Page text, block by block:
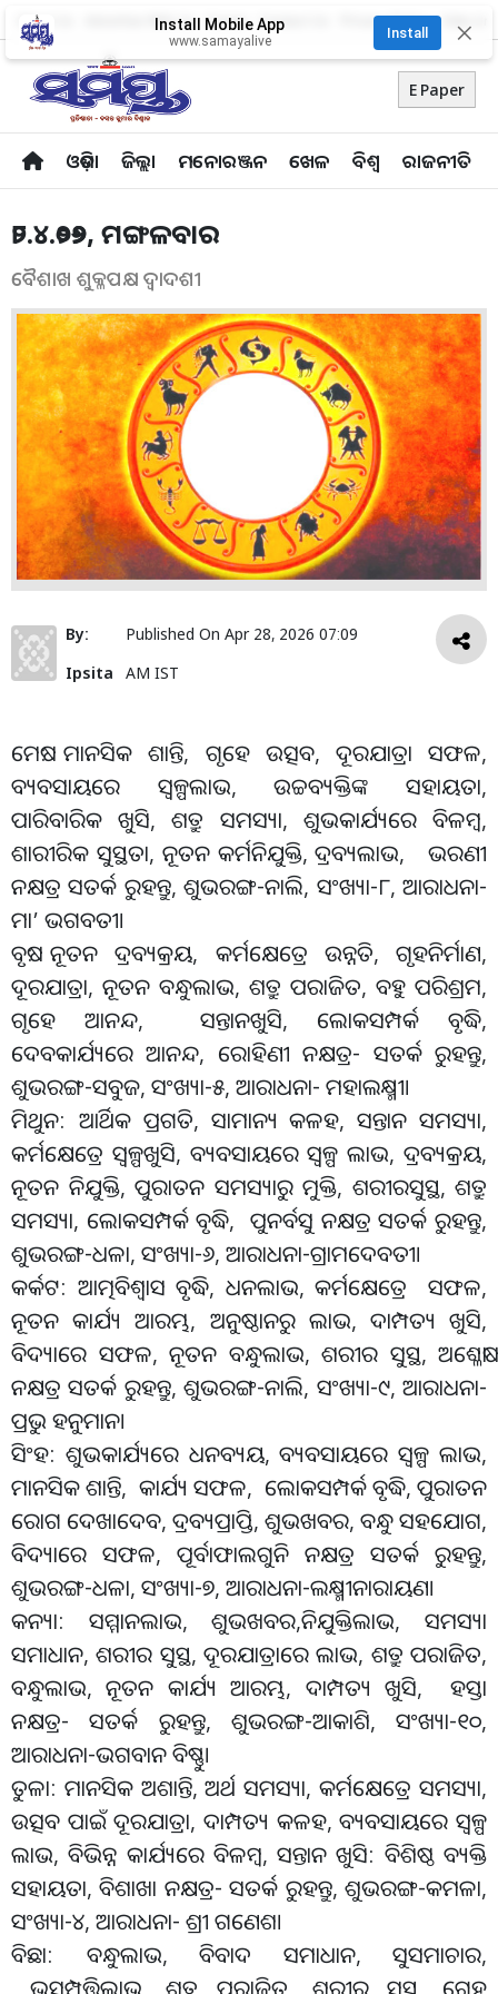
About Us Advertise With Us Career Contact Us Privacy Policy
E Paper
ଓଡ଼ିଶା ଜିଲ୍ଲା ମନୋରଞ୍ଜନ ଖେଳ ବିଶ୍ବ ରାଜନୀତି
Install Mobile App
www.samayalive
Install ✕
୨୮.୪.୨୦୨୬, ମଙ୍ଗଳବାର
ବୈଶାଖ ଶୁକ୍ଳପକ୍ଷ ଦ୍ବାଦଶୀ
By:
Ipsita
Published OnApr 28, 2026 07:09
AM IST
ମେଷ: ମାନସିକ ଶାନ୍ତି, ଗୃହେ ଉତ୍ସବ, ଦୂରଯାତ୍ରା ସଫଳ,
ବ୍ୟବସାୟରେ ସ୍ବଳ୍ପଲାଭ, ଉଚ୍ଚବ୍ୟକ୍ତିଙ୍କ ସହାୟତା,
ପାରିବାରିକ ଖୁସି, ଶତ୍ରୁ ସମସ୍ୟା, ଶୁଭକାର୍ଯ୍ୟରେ ବିଳମ୍ବ,
ଶାରୀରିକ ସୁସ୍ଥତା, ନୂତନ କର୍ମନିଯୁକ୍ତି, ଦ୍ରବ୍ୟଲାଭ, ଭରଣୀ
ନକ୍ଷତ୍ର ସତର୍କ ରୁହନ୍ତୁ, ଶୁଭରଙ୍ଗ-ନାଲି, ସଂଖ୍ୟା-୮, ଆରାଧନା-
ମା’ ଭଗବତୀ।
ବୃଷ: ନୂତନ ଦ୍ରବ୍ୟକ୍ରୟ, କର୍ମକ୍ଷେତ୍ରେ ଉନ୍ନତି, ଗୃହନିର୍ମାଣ,
ଦୂରଯାତ୍ରା, ନୂତନ ବନ୍ଧୁଲାଭ, ଶତ୍ରୁ ପରାଜିତ, ବହୁ ପରିଶ୍ରମ,
ଗୃହେ ଆନନ୍ଦ, ସନ୍ତାନଖୁସି, ଲୋକସମ୍ପର୍କ ବୃଦ୍ଧି,
ଦେବକାର୍ଯ୍ୟରେ ଆନନ୍ଦ, ରୋହିଣୀ ନକ୍ଷତ୍ର- ସତର୍କ ରୁହନ୍ତୁ,
ଶୁଭରଙ୍ଗ-ସବୁଜ, ସଂଖ୍ୟା-୫, ଆରାଧନା- ମହାଲକ୍ଷ୍ମୀ।
ମିଥୁନ: ଆର୍ଥିକ ପ୍ରଗତି, ସାମାନ୍ୟ କଳହ, ସନ୍ତାନ ସମସ୍ୟା,
କର୍ମକ୍ଷେତ୍ରେ ସ୍ବଳ୍ପଖୁସି, ବ୍ୟବସାୟରେ ସ୍ବଳ୍ପ ଲାଭ, ଦ୍ରବ୍ୟକ୍ରୟ,
ନୂତନ ନିଯୁକ୍ତି, ପୁରାତନ ସମସ୍ୟାରୁ ମୁକ୍ତି, ଶରୀରସୁସ୍ଥ, ଶତ୍ରୁ
ସମସ୍ୟା, ଲୋକସମ୍ପର୍କ ବୃଦ୍ଧି, ପୁନର୍ବସୁ ନକ୍ଷତ୍ର ସତର୍କ ରୁହନ୍ତୁ,
ଶୁଭରଙ୍ଗ-ଧଳା, ସଂଖ୍ୟା-୬, ଆରାଧନା-ଗ୍ରାମଦେବତୀ।
କର୍କଟ: ଆତ୍ମବିଶ୍ବାସ ବୃଦ୍ଧି, ଧନଲାଭ, କର୍ମକ୍ଷେତ୍ରେ ସଫଳ,
ନୂତନ କାର୍ଯ୍ୟ ଆରମ୍ଭ, ଅନୁଷ୍ଠାନରୁ ଲାଭ, ଦାମ୍ପତ୍ୟ ଖୁସି,
ବିଦ୍ୟାରେ ସଫଳ, ନୂତନ ବନ୍ଧୁଲାଭ, ଶରୀର ସୁସ୍ଥ, ଅଶ୍ଳେଷା
ନକ୍ଷତ୍ର ସତର୍କ ରୁହନ୍ତୁ, ଶୁଭରଙ୍ଗ-ନାଲି, ସଂଖ୍ୟା-୯, ଆରାଧନା-
ପ୍ରଭୁ ହନୁମାନ।
ସିଂହ: ଶୁଭକାର୍ଯ୍ୟରେ ଧନବ୍ୟୟ, ବ୍ୟବସାୟରେ ସ୍ବଳ୍ପ ଲାଭ,
ମାନସିକ ଶାନ୍ତି, କାର୍ଯ୍ୟ ସଫଳ, ଲୋକସମ୍ପର୍କ ବୃଦ୍ଧି, ପୁରାତନ
ରୋଗ ଦେଖାଦେବ, ଦ୍ରବ୍ୟପ୍ରାପ୍ତି, ଶୁଭଖବର, ବନ୍ଧୁ ସହଯୋଗ,
ବିଦ୍ୟାରେ ସଫଳ, ପୂର୍ବାଫାଲଗୁନି ନକ୍ଷତ୍ର ସତର୍କ ରୁହନ୍ତୁ,
ଶୁଭରଙ୍ଗ-ଧଳା, ସଂଖ୍ୟା-୭, ଆରାଧନା-ଲକ୍ଷ୍ମୀନାରାୟଣ।
କନ୍ୟା: ସମ୍ମାନଲାଭ, ଶୁଭଖବର,ନିଯୁକ୍ତିଲାଭ, ସମସ୍ୟା
ସମାଧାନ, ଶରୀର ସୁସ୍ଥ, ଦୂରଯାତ୍ରାରେ ଲାଭ, ଶତ୍ରୁ ପରାଜିତ,
ବନ୍ଧୁଲାଭ, ନୂତନ କାର୍ଯ୍ୟ ଆରମ୍ଭ, ଦାମ୍ପତ୍ୟ ଖୁସି, ହସ୍ତା
ନକ୍ଷତ୍ର- ସତର୍କ ରୁହନ୍ତୁ, ଶୁଭରଙ୍ଗ-ଆକାଶି, ସଂଖ୍ୟା-୧୦,
ଆରାଧନା-ଭଗବାନ ବିଷ୍ଣୁ।
ତୁଳା: ମାନସିକ ଅଶାନ୍ତି, ଅର୍ଥ ସମସ୍ୟା, କର୍ମକ୍ଷେତ୍ରେ ସମସ୍ୟା,
ଉତ୍ସବ ପାଇଁ ଦୂରଯାତ୍ରା, ଦାମ୍ପତ୍ୟ କଳହ, ବ୍ୟବସାୟରେ ସ୍ବଳ୍ପ
ଲାଭ, ବିଭିନ୍ନ କାର୍ଯ୍ୟରେ ବିଳମ୍ବ, ସନ୍ତାନ ଖୁସି: ବିଶିଷ୍ଠ ବ୍ୟକ୍ତି
ସହାୟତା, ବିଶାଖା ନକ୍ଷତ୍ର- ସତର୍କ ରୁହନ୍ତୁ, ଶୁଭରଙ୍ଗ-କମଳା,
ସଂଖ୍ୟା-୪, ଆରାଧନା- ଶ୍ରୀ ଗଣେଶ।
ବିଛା: ବନ୍ଧୁଲାଭ, ବିବାଦ ସମାଧାନ, ସୁସମାଚାର,